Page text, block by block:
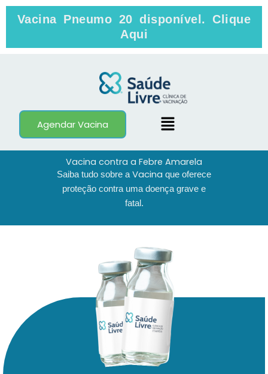
Skip
Vacina Pneumo 20 disponível. Clique
Aqui
Agendar Vacina Menu
Vacina contra a Febre Amarela
Saiba tudo sobre a Vacina que oferece
proteção contra uma doença grave e
fatal.